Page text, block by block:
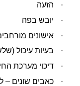
·
הזעה
·
יובש בפה
·
אישונים
·
בעיות עיכול
·
דיכוי מערכת
·
כאבים שונים –